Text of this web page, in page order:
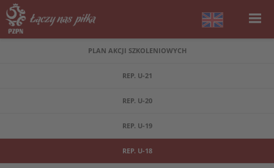
PLAN AKCJI SZKOLENIOWYCH
REP. U-21
REP. U-20
REP. U-19
REP. U-18